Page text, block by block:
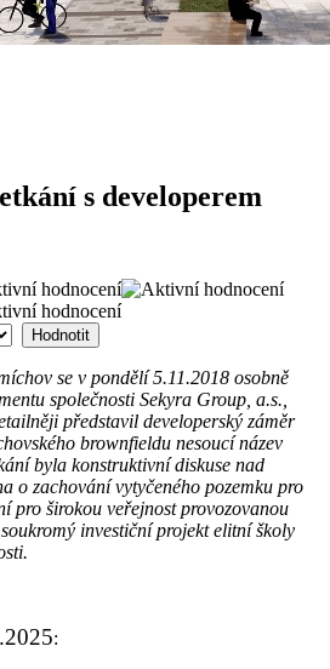
s developerem
se v pondělí 5.11.2018 osobně
společnosti Sekyra Group, a.s.,
představil developerský záměr
brownfieldu nesoucí název
byla konstruktivní diskuse nad
o zachování vytyčeného pozemku pro
pro širokou veřejnost provozovanou
investiční projekt elitní školy
: